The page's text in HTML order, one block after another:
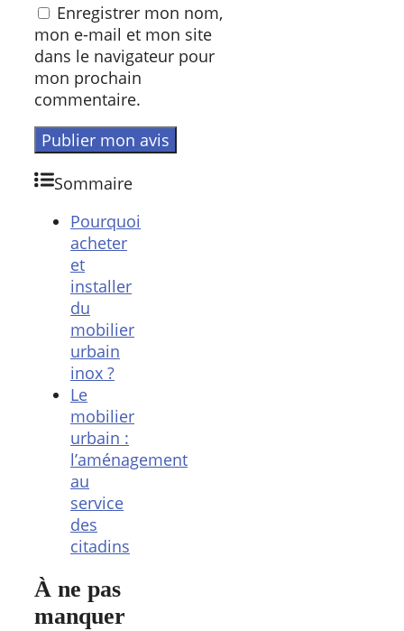
Enregistrer mon nom,
mon e-mail et mon site
dans le navigateur pour
mon prochain
commentaire.
Sommaire
Pourquoi
acheter
et
installer
du
mobilier
urbain
inox ?
Le
mobilier
urbain :
l’aménagement
au
service
des
citadins
À ne pas
manquer